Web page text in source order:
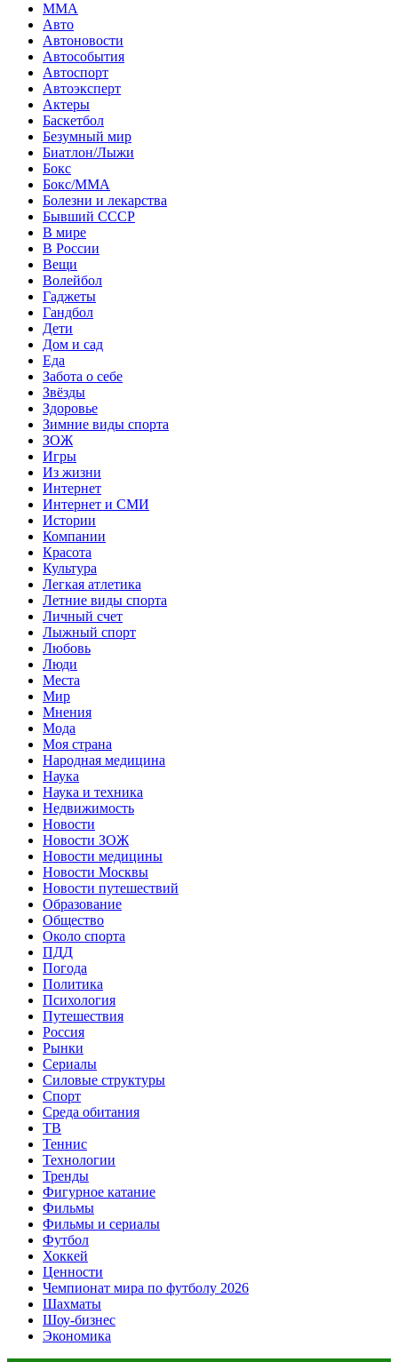
MMA
Авто
Автоновости
Автособытия
Автоспорт
Автоэксперт
Актеры
Баскетбол
Безумный мир
Биатлон/Лыжи
Бокс
Бокс/MMA
Болезни и лекарства
Бывший СССР
В мире
В России
Вещи
Волейбол
Гаджеты
Гандбол
Дети
Дом и сад
Еда
Забота о себе
Звёзды
Здоровье
Зимние виды спорта
ЗОЖ
Игры
Из жизни
Интернет
Интернет и СМИ
Истории
Компании
Красота
Культура
Легкая атлетика
Летние виды спорта
Личный счет
Лыжный спорт
Любовь
Люди
Места
Мир
Мнения
Мода
Моя страна
Народная медицина
Наука
Наука и техника
Недвижимость
Новости
Новости ЗОЖ
Новости медицины
Новости Москвы
Новости путешествий
Образование
Общество
Около спорта
ПДД
Погода
Политика
Психология
Путешествия
Россия
Рынки
Сериалы
Силовые структуры
Спорт
Среда обитания
ТВ
Теннис
Технологии
Тренды
Фигурное катание
Фильмы
Фильмы и сериалы
Футбол
Хоккей
Ценности
Чемпионат мира по футболу 2026
Шахматы
Шоу-бизнес
Экономика